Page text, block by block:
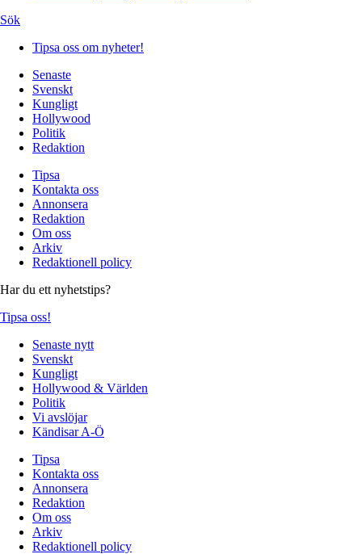
Sök
Tipsa oss om nyheter!
Senaste
Svenskt
Kungligt
Hollywood
Politik
Redaktion
Tipsa
Kontakta oss
Annonsera
Redaktion
Om oss
Arkiv
Redaktionell policy
Har du ett nyhetstips?
Tipsa oss!
Senaste nytt
Svenskt
Kungligt
Hollywood & Världen
Politik
Vi avslöjar
Kändisar A-Ö
Tipsa
Kontakta oss
Annonsera
Redaktion
Om oss
Arkiv
Redaktionell policy